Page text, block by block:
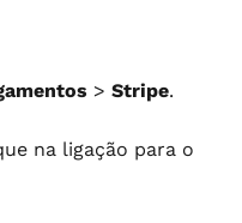
> Stripe.
na ligação para o